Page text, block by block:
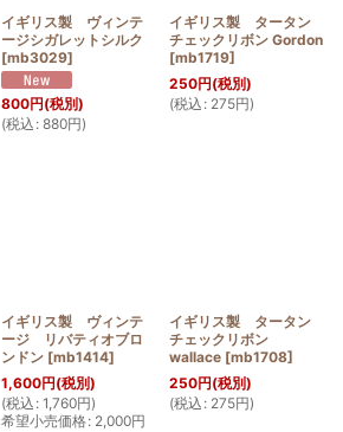
イギリス製 ヴィンテ
ージシガレットシルク
[mb3029]
800円(税別)
(税込 : 880円)
イギリス製 タータン
チェックリボン Gordon
[mb1719]
250円(税別)
(税込 : 275円)
イギリス製 ヴィンテ
ージ リバティオブロ
ンドン [mb1414]
1,600円(税別)
(税込 : 1,760円)
希望小売価格: 2,000円
イギリス製 タータン
チェックリボン
wallace [mb1708]
250円(税別)
(税込 : 275円)